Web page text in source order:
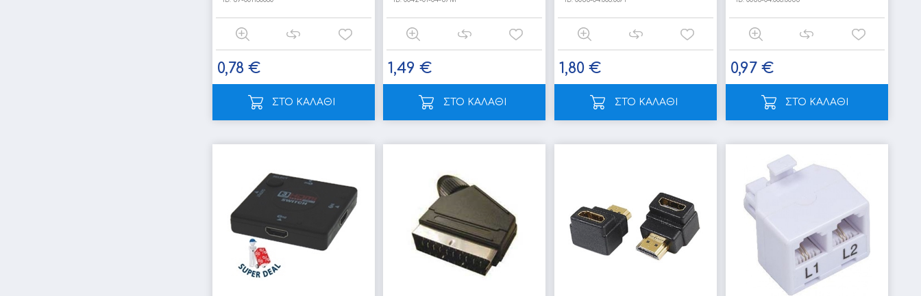
0,78 €
ΣΤΟ ΚΑΛΑΘΙ
1,49 €
ΣΤΟ ΚΑΛΑΘΙ
1,80 €
ΣΤΟ ΚΑΛΑΘΙ
0,97 €
ΣΤΟ ΚΑΛΑΘΙ